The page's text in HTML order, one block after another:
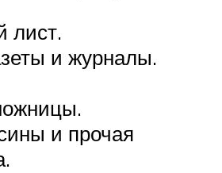
лист.
и журналы.
и прочая